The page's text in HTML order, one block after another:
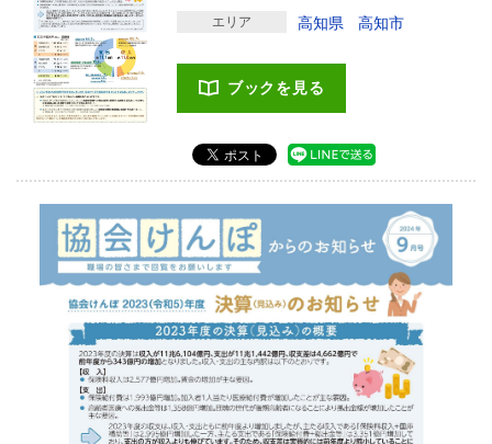
エリア 高知県 高知市
ブックを見る